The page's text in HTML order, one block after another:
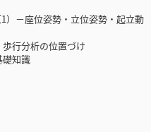
－座位姿勢・立位姿勢・起立動
行分析の位置づけ
知識